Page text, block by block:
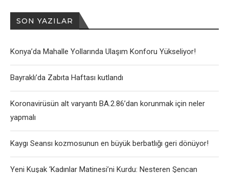
SON YAZILAR
Konya’da Mahalle Yollarında Ulaşım Konforu Yükseliyor!
Bayraklı’da Zabıta Haftası kutlandı
Koronavirüsün alt varyantı BA.2.86’dan korunmak için neler
yapmalı
Kaygı Seansı kozmosunun en büyük berbatlığı geri dönüyor!
Yeni Kuşak ‘Kadınlar Matinesi’ni Kurdu: Nesteren Şencan